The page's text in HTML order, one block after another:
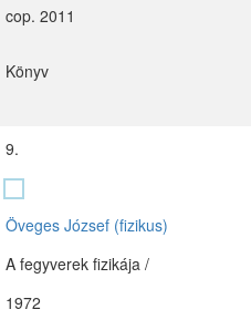
cop. 2011
Könyv
9.
Öveges József (fizikus)
A fegyverek fizikája /
1972